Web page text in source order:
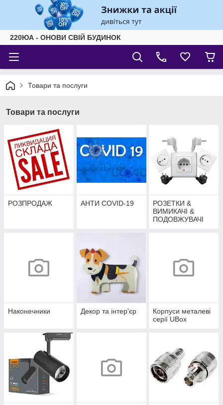
220ЮА - ОНОВИ СВІЙ БУДИНОК
Товари та послуги
Товари та послуги
РОЗПРОДАЖ АНТИ COVID-19
РОЗЕТКИ &
ВИМИКАЧІ &
ПОДОВЖУВАЧІ
Наконечники Декор та інтер'єр
Корпуси металеві
серії UBox